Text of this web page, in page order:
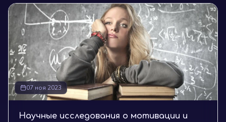
07 ноя 2023
Научные исследования о мотивации и